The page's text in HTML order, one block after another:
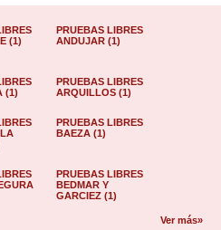
(1)
PRUEBAS LIBRES
ANDUJAR (1)
(1)
PRUEBAS LIBRES
ARQUILLOS (1)
PRUEBAS LIBRES
BAEZA (1)
PRUEBAS LIBRES
BEDMAR Y
GARCIEZ (1)
Ver más»